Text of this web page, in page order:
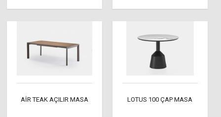
AİR TEAK AÇILIR MASA LOTUS 100 ÇAP MASA